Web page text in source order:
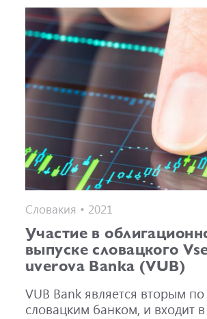
Словакия • 2021
Участие в
выпуске словацкого
uverova Banka (VUB)
VUB Bank является вторым
словацким банком, и входит